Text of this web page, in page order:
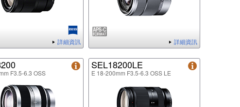
詳細資訊 詳細資訊
F3.5-6.3 OSS
SEL18200LE
E 18-200mm F3.5-6.3 OSS LE